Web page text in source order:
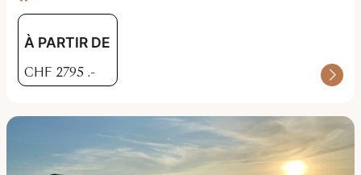
À PARTIR DE
CHF 2795 .-